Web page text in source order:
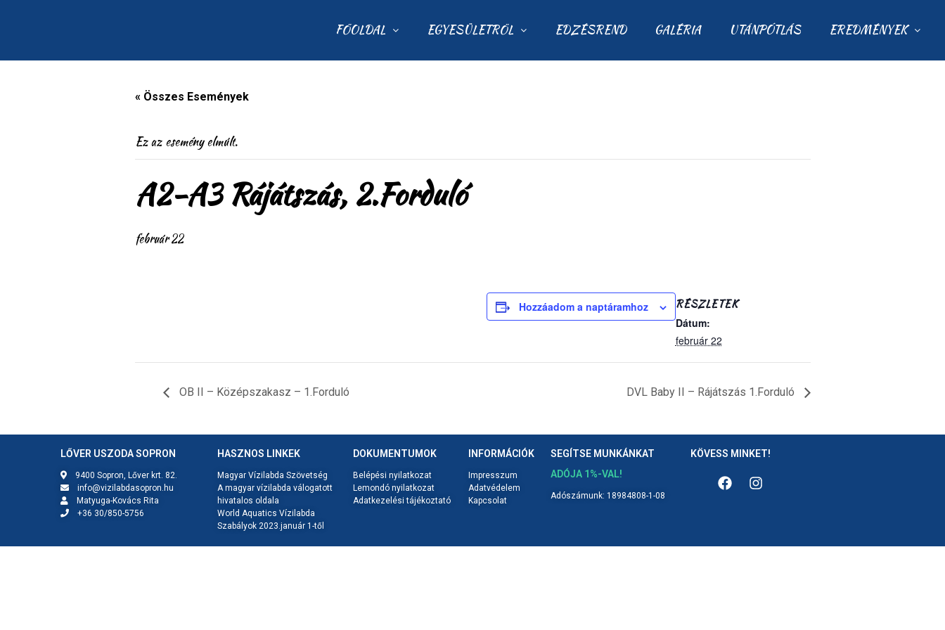
FŐOLDAL EGYESÜLETRŐL EDZÉSREND GALÉRIA UTÁNPÓTLÁS EREDMÉNYEK
« Összes Események
Ez az esemény elmúlt.
A2-A3 Rájátszás, 2.Forduló
február 22
Hozzáadom a naptáramhoz
RÉSZLETEK
Dátum:
február 22
OB II – Középszakasz – 1.Forduló DVL Baby II – Rájátszás 1.Forduló
LŐVER USZODA SOPRON
9400 Sopron, Lőver krt. 82.
info@vizilabdasopron.hu
Matyuga-Kovács Rita
+36 30/850-5756
HASZNOS LINKEK
Magyar Vízilabda Szövetség
A magyar vízilabda válogatott
hivatalos oldala
World Aquatics Vízilabda
Szabályok 2023.január 1-től
DOKUMENTUMOK
Belépési nyilatkozat
Lemondó nyilatkozat
Adatkezelési tájékoztató
INFORMÁCIÓK
Impresszum
Adatvédelem
Kapcsolat
SEGÍTSE MUNKÁNKAT
ADÓJA 1%-VAL!
Adószámunk: 18984808-1-08
KÖVESS MINKET!